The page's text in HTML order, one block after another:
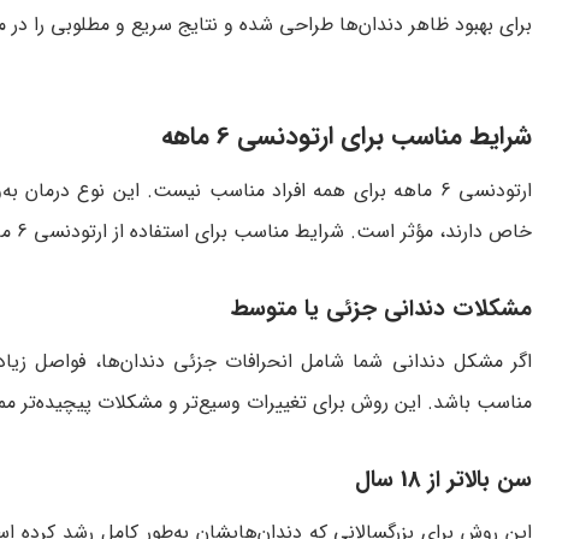
برای بهبود ظاهر دندان‌ها طراحی شده و نتایج سریع و مطلوبی را در
شرایط مناسب برای ارتودنسی 6 ماهه
ارتودنسی 6 ماهه برای همه افراد مناسب نیست. این نوع
خاص دارند، مؤثر است. شرایط مناسب برای استفاده از ارتودنسی 6 ماهه عبارتند از:
مشکلات دندانی جزئی یا متوسط
مناسب باشد. این روش برای تغییرات وسیع‌تر و مشکلات پیچیده‌تر
سن بالاتر از 18 سال
این روش برای بزرگسالانی که دندان‌هایشان به‌طور کامل رشد